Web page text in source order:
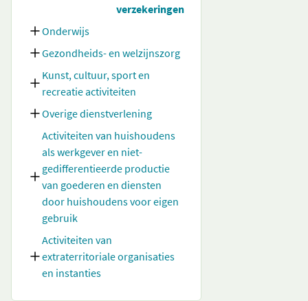
verzekeringen
Onderwijs
Gezondheids- en welzijnszorg
Kunst, cultuur, sport en
recreatie activiteiten
Overige dienstverlening
Activiteiten van huishoudens
als werkgever en niet-
gedifferentieerde productie
van goederen en diensten
door huishoudens voor eigen
gebruik
Activiteiten van
extraterritoriale organisaties
en instanties